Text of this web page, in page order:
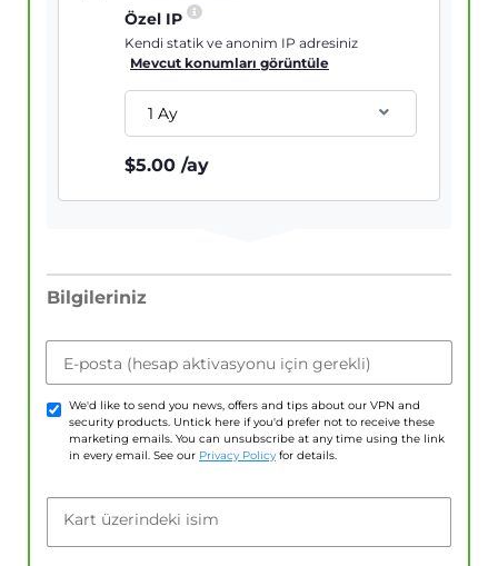
Özel IP
Kendi statik ve anonim IP adresiniz
Mevcut konumları görüntüle
1 Ay
$5.00 /ay
Bilgileriniz
E-posta (hesap aktivasyonu için gerekli)
We'd like to send you news, offers and tips about our VPN and
security products. Untick here if you'd prefer not to receive these
marketing emails. You can unsubscribe at any time using the link
in every email. See our Privacy Policy for details.
Kart üzerindeki isim